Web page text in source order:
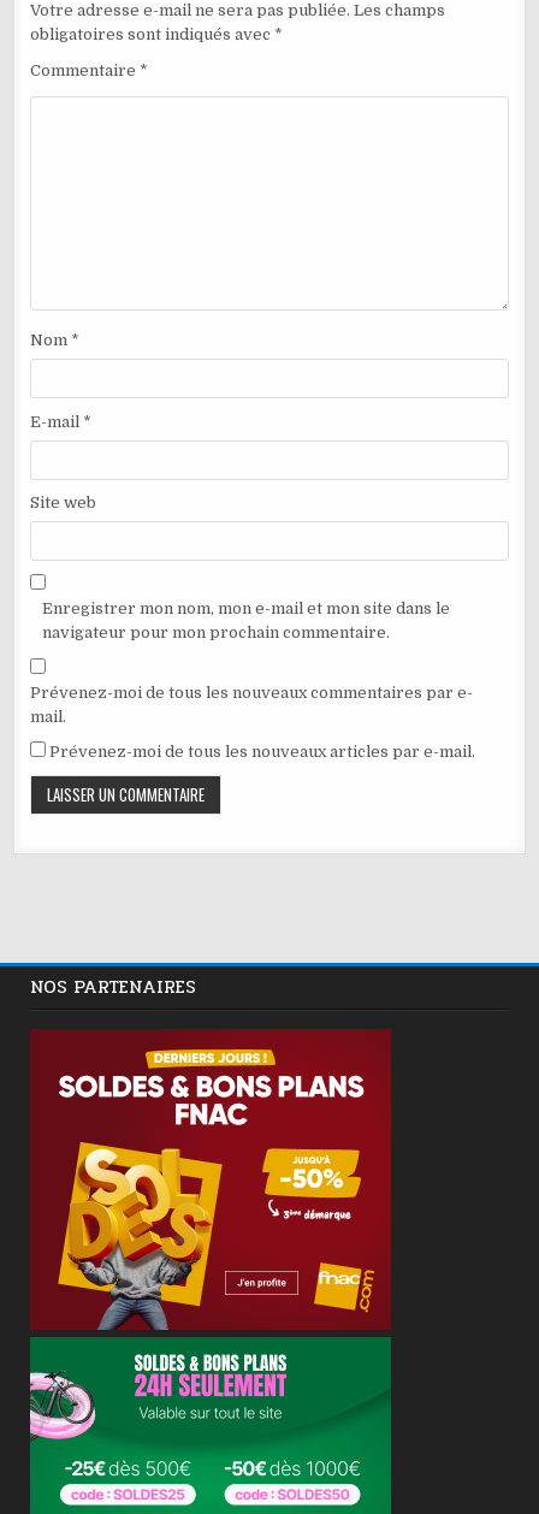
Votre adresse e-mail ne sera pas publiée. Les champs
obligatoires sont indiqués avec *
Commentaire *
Nom *
E-mail *
Site web
Enregistrer mon nom, mon e-mail et mon site dans le
navigateur pour mon prochain commentaire.
Prévenez-moi de tous les nouveaux commentaires par e-
mail.
Prévenez-moi de tous les nouveaux articles par e-mail.
NOS PARTENAIRES